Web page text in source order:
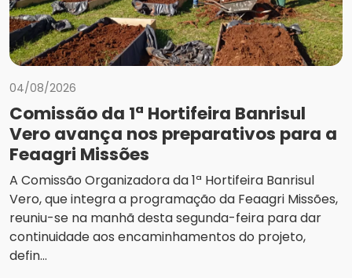
04/08/2026
Comissão da 1ª Hortifeira Banrisul
Vero avança nos preparativos para a
Feaagri Missões
A Comissão Organizadora da 1ª Hortifeira Banrisul
Vero, que integra a programação da Feaagri Missões,
reuniu-se na manhã desta segunda-feira para dar
continuidade aos encaminhamentos do projeto,
defin...